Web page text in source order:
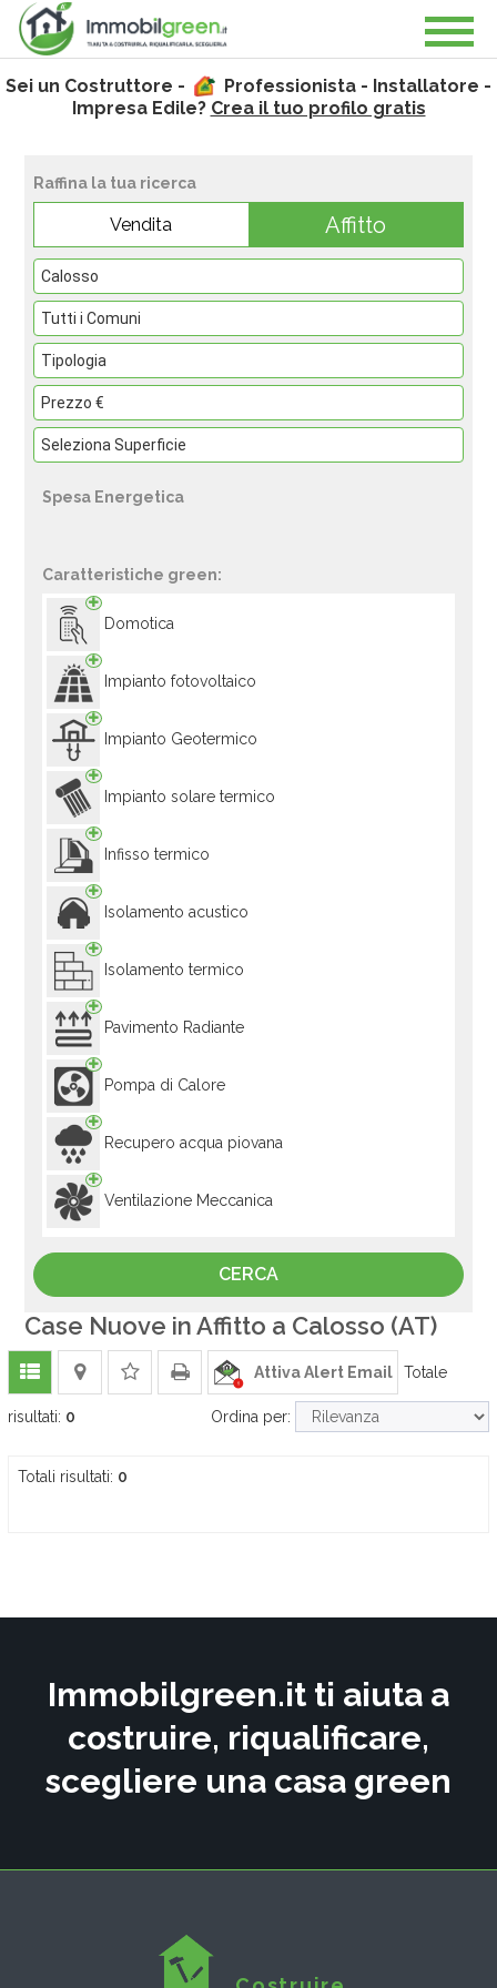
Sei un Costruttore -
Professionista - Installatore -
Impresa Edile? Crea il tuo profilo gratis
Raffina la tua ricerca
Vendita Affitto
Spesa Energetica
Caratteristiche green:
Domotica
Impianto fotovoltaico
Impianto Geotermico
Impianto solare termico
Infisso termico
Isolamento acustico
Isolamento termico
Pavimento Radiante
Pompa di Calore
Recupero acqua piovana
Ventilazione Meccanica
Case Nuove in Affitto a Calosso (AT)
Attiva Alert Email Totale
risultati: 0 Ordina per:
Totali risultati: 0
Immobilgreen.it ti aiuta a
costruire, riqualificare,
scegliere una casa green